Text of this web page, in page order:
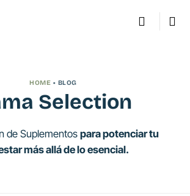
HOME • BLOG
Selection
de Suplementos para potenciar tu
más allá de lo esencial.